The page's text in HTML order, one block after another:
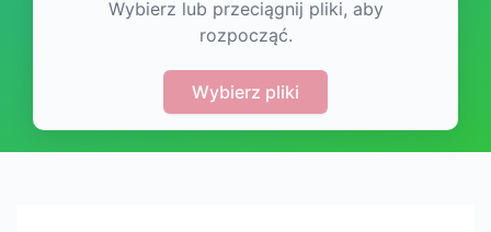
Wybierz lub przeciągnij pliki, aby
rozpocząć.
Wybierz pliki